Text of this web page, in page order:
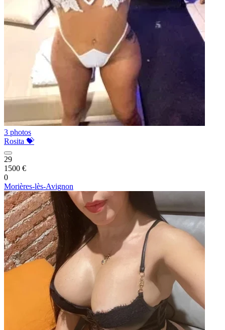
3 photos
Rosita 💝
29
1500 €
0
Morières-lès-Avignon